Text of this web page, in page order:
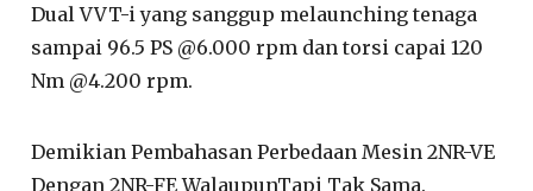
Dual VVT-i yang sanggup melaunching tenaga
sampai 96.5 PS @6.000 rpm dan torsi capai 120
Nm @4.200 rpm.
Demikian Pembahasan Perbedaan Mesin 2NR-VE
Dengan 2NR-FE WalaupunTapi Tak Sama.